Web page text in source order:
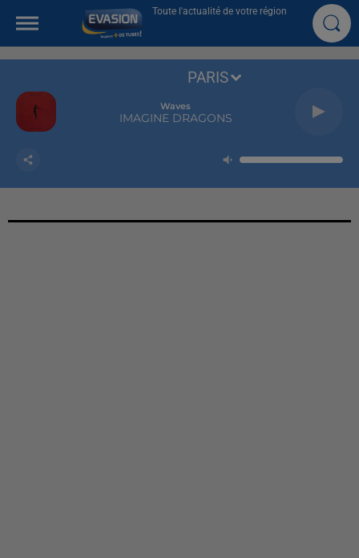
Toute l'actualité de votre région
Waves
IMAGINE DRAGONS
PARIS